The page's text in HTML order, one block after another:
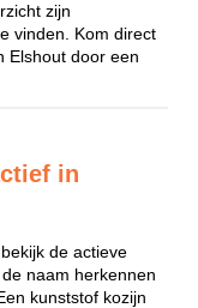
zijn
vinden. Kom direct
Elshout door een
in
de actieve
naam herkennen
kunststof kozijn